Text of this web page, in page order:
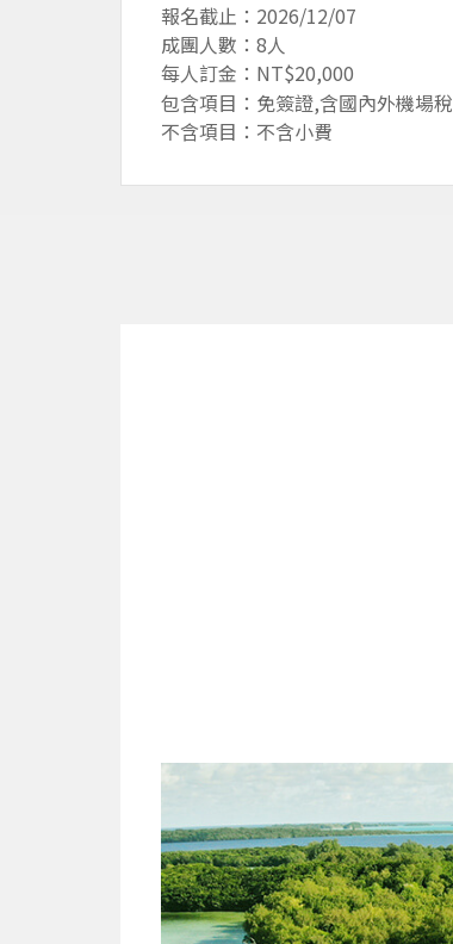
報名截止：2026/12/07
成團人數：8人
每人訂金：NT$20,000
包含項目：免簽證,含國內外機場稅
不含項目：不含小費